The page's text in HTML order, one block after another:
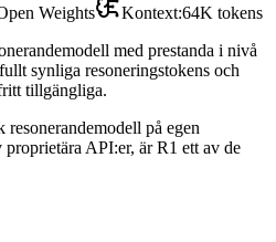
Weights Kontext:64K tokens
med prestanda i nivå
synliga resoneringstokens och
tillgängliga.
på egen
API:er, är R1 ett av de